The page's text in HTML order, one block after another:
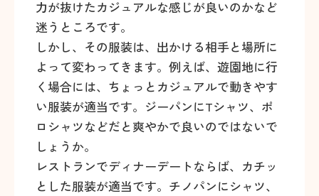
力が抜けたカジュアルな感じが良いのかなど
迷うところです。
しかし、その服装は、出かける相手と場所に
よって変わってきます。例えば、遊園地に行
く場合には、ちょっとカジュアルで動きやす
い服装が適当です。ジーパンにTシャツ、ポ
ロシャツなどだと爽やかで良いのではないで
しょうか。
レストランでディナーデートならば、カチッ
とした服装が適当です。チノパンにシャツ、